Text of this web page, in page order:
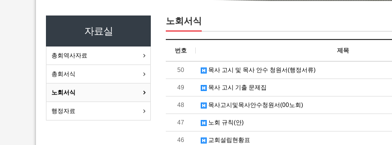
노회서식
번호 제목
50 목사 고시 및 목사 안수 청원서(행정서류)
49 목사 고시 기출 문제집
48 목사고시및목사안수청원서(00노회)
47 노회 규칙(안)
46 교회설립현황표
자료실
총회역사자료
총회서식
노회서식
행정자료